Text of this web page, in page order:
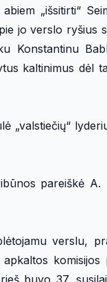
„išsitirti“
jo verslo ryšius
Konstantinu
kaltinimus dėl
„valstiečių“
pareiškė A.
verslu,
komisijos
buvo 37,